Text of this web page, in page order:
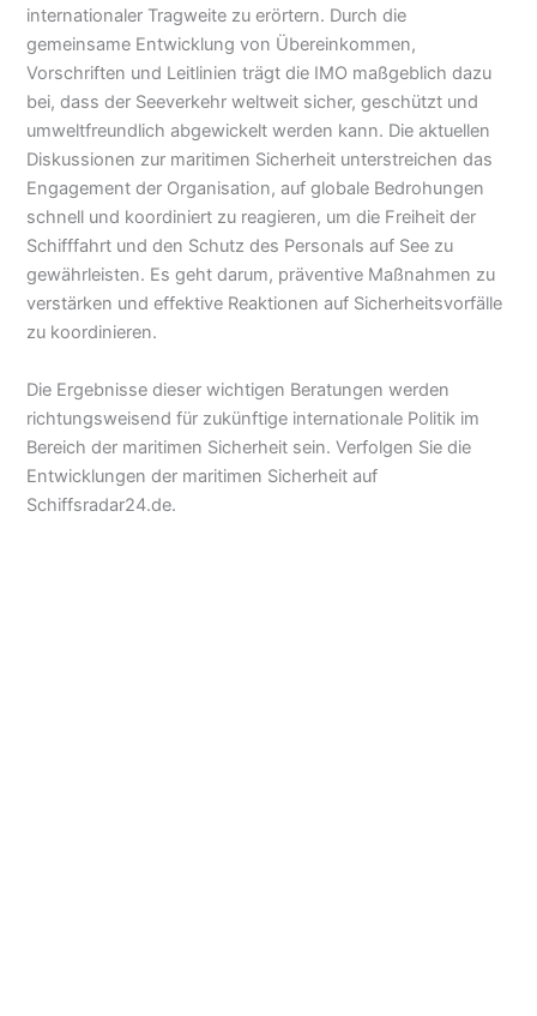
internationaler Tragweite zu erörtern. Durch die
gemeinsame Entwicklung von Übereinkommen,
Vorschriften und Leitlinien trägt die IMO maßgeblich dazu
bei, dass der Seeverkehr weltweit sicher, geschützt und
umweltfreundlich abgewickelt werden kann. Die aktuellen
Diskussionen zur maritimen Sicherheit unterstreichen das
Engagement der Organisation, auf globale Bedrohungen
schnell und koordiniert zu reagieren, um die Freiheit der
Schifffahrt und den Schutz des Personals auf See zu
gewährleisten. Es geht darum, präventive Maßnahmen zu
verstärken und effektive Reaktionen auf Sicherheitsvorfälle
zu koordinieren.
Die Ergebnisse dieser wichtigen Beratungen werden
richtungsweisend für zukünftige internationale Politik im
Bereich der maritimen Sicherheit sein. Verfolgen Sie die
Entwicklungen der maritimen Sicherheit auf
Schiffsradar24.de.